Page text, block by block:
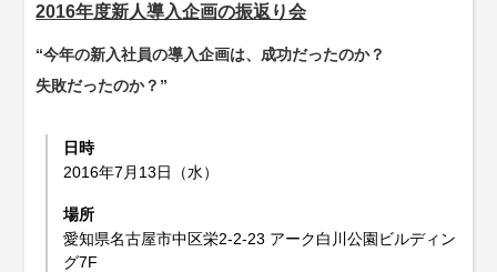
2016年度新人導入企画の振返り会
“今年の新入社員の導入企画は、成功だったのか？
失敗だったのか？”
日時
2016年7月13日（水）
場所
愛知県名古屋市中区栄2-2-23 アーク白川公園ビルディン
グ7F